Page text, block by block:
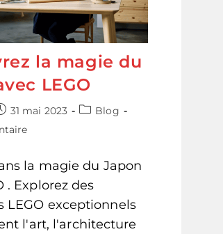
la magie du
LEGO
publiée :
31 mai 2023
PostBlog
la magie du Japon
. Explorez des
LEGO exceptionnels
l'art, l'architecture